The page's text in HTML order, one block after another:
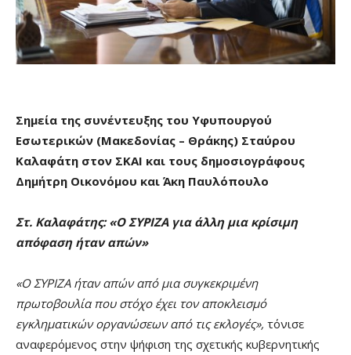
Σημεία της συνέντευξης του Υφυπουργού
Εσωτερικών (Μακεδονίας – Θράκης) Σταύρου
Καλαφάτη στον ΣΚΑΙ και τους δημοσιογράφους
Δημήτρη Οικονόμου και Άκη Παυλόπουλο
Στ. Καλαφάτης: «Ο ΣΥΡΙΖΑ για άλλη μια κρίσιμη
απόφαση ήταν απών»
«Ο ΣΥΡΙΖΑ ήταν απών από μια συγκεκριμένη
πρωτοβουλία που στόχο έχει τον αποκλεισμό
εγκληματικών οργανώσεων από τις εκλογές», τόνισε
αναφερόμενος στην ψήφιση της σχετικής κυβερνητικής